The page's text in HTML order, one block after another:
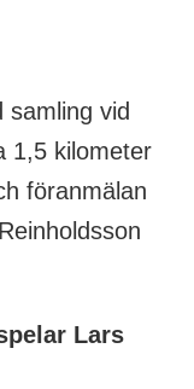
samling vid
1,5 kilometer
föranmälan
Lars